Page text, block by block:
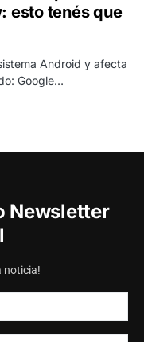
esto tenés que
Android y afecta
Google…
Newsletter
noticia!